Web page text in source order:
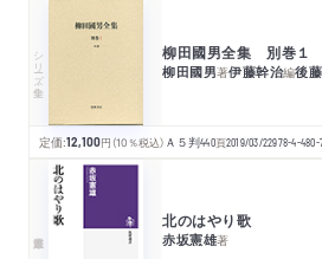
シリーズ・全集 柳田國男全集 別巻１
柳田國男著伊藤幹治編後
定価:12,100円 （10％税込） Ａ５判440頁2019/03/22978-4-480-
北のはやり歌
赤坂憲雄著